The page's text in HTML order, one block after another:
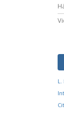
L.